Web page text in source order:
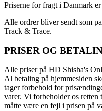
Priserne for fragt i Danmark
Alle ordrer bliver sendt som
Track & Trace.
PRISER OG
Alle priser på HD Shisha's
Al betaling på hjemmesiden
tager forbehold for
varer. Vi forbeholder os retten
måtte være en fejl i prisen på